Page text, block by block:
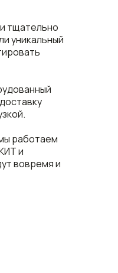
тщательно
уникальный
работаем
и
вовремя и